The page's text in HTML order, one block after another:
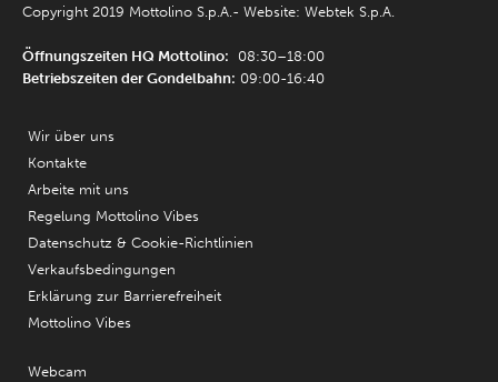
Copyright 2019 Mottolino S.p.A.- Website: Webtek S.p.A.
Öffnungszeiten HQ Mottolino: 08:30–18:00
Betriebszeiten der Gondelbahn: 09:00-16:40
Wir über uns
Kontakte
Arbeite mit uns
Regelung Mottolino Vibes
Datenschutz & Cookie-Richtlinien
Verkaufsbedingungen
Erklärung zur Barrierefreiheit
Mottolino Vibes
Webcam